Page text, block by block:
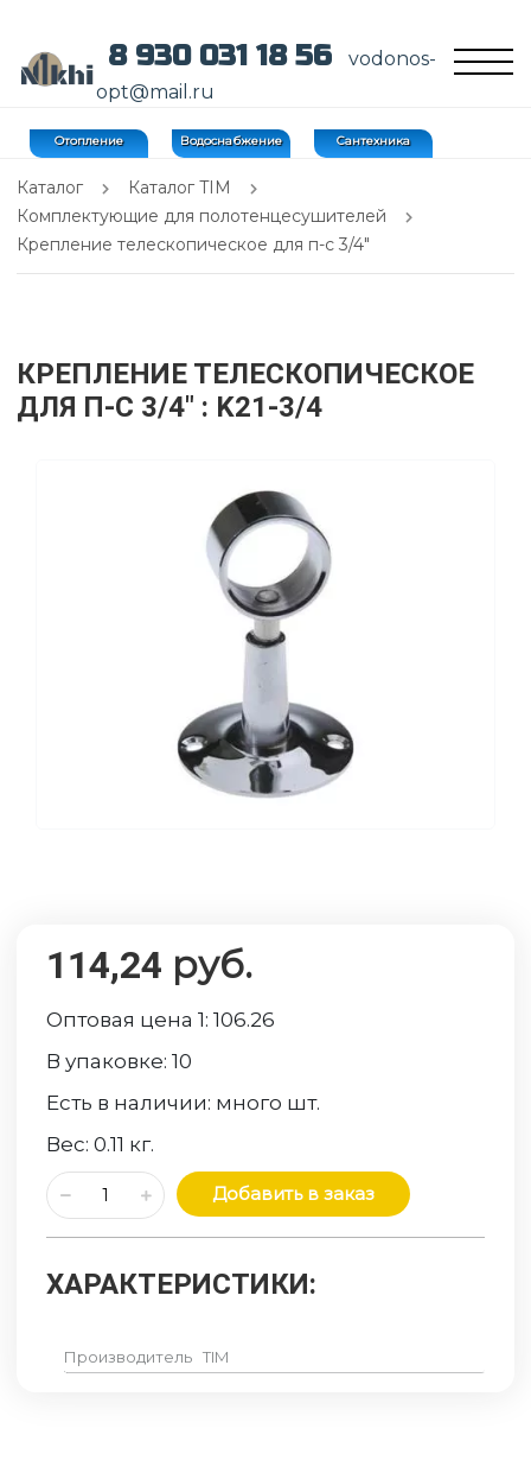
8 930 031 18 56
vodonos-
opt@mail.ru
Отопление Водоснабжение Сантехника
Каталог
Каталог TIM
Комплектующие для полотенцесушителей
Крепление телескопическое для п-с 3/4"
КРЕПЛЕНИЕ ТЕЛЕСКОПИЧЕСКОЕ
ДЛЯ П-С 3/4" : K21-3/4
114,24 руб.
Оптовая цена 1:106.26
В упаковке:10
Есть в наличии: много шт.
Вес:0.11 кг.
Добавить в заказ
ХАРАКТЕРИСТИКИ:
Производитель TIM